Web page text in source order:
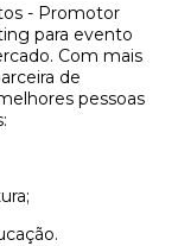
- Promotor
para evento
Com mais
de
pessoas